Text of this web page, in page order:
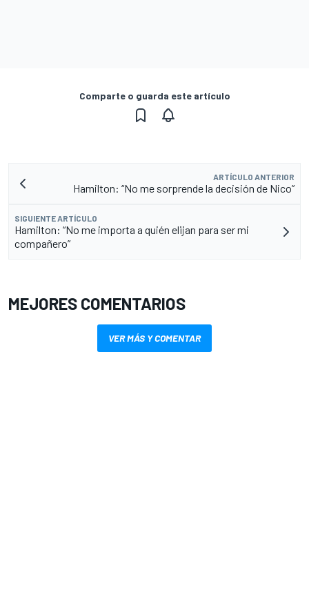
Comparte o guarda este artículo
ARTÍCULO ANTERIOR
Hamilton: “No me sorprende la decisión de Nico”
SIGUIENTE ARTÍCULO
Hamilton: “No me importa a quién elijan para ser mi
compañero”
MEJORES COMENTARIOS
VER MÁS Y COMENTAR